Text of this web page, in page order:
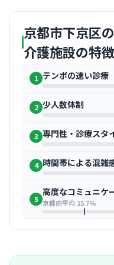
京都市下京区
介護施設の特徴
1 テンポの速い診療
2 少人数体制
3 専門性・診療スタ
4 時間帯による混雑
5
高度なコミュニケ
京都府平均 15.7%